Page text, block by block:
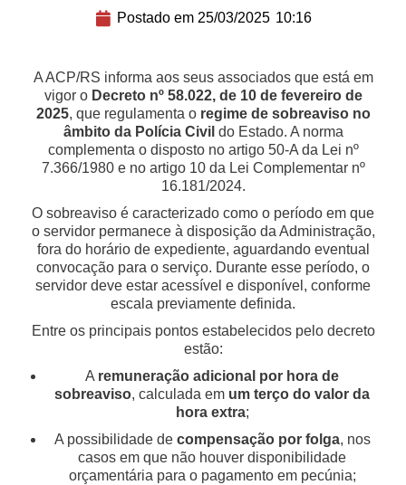
Postado em 25/03/2025 10:16
A ACP/RS informa aos seus associados que está em
vigor o Decreto nº 58.022, de 10 de fevereiro de
2025, que regulamenta o regime de sobreaviso no
âmbito da Polícia Civil do Estado. A norma
complementa o disposto no artigo 50-A da Lei nº
7.366/1980 e no artigo 10 da Lei Complementar nº
16.181/2024.
O sobreaviso é caracterizado como o período em que
o servidor permanece à disposição da Administração,
fora do horário de expediente, aguardando eventual
convocação para o serviço. Durante esse período, o
servidor deve estar acessível e disponível, conforme
escala previamente definida.
Entre os principais pontos estabelecidos pelo decreto
estão:
A remuneração adicional por hora de
sobreaviso, calculada em um terço do valor da
hora extra;
A possibilidade de compensação por folga, nos
casos em que não houver disponibilidade
orçamentária para o pagamento em pecúnia;